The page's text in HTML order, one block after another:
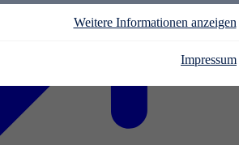
Weitere Informationen anzeigen
Impressum